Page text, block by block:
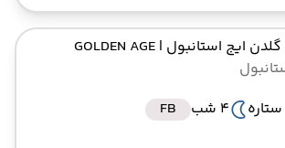
ایج استانبول | GOLDEN AGE
4 شب FB